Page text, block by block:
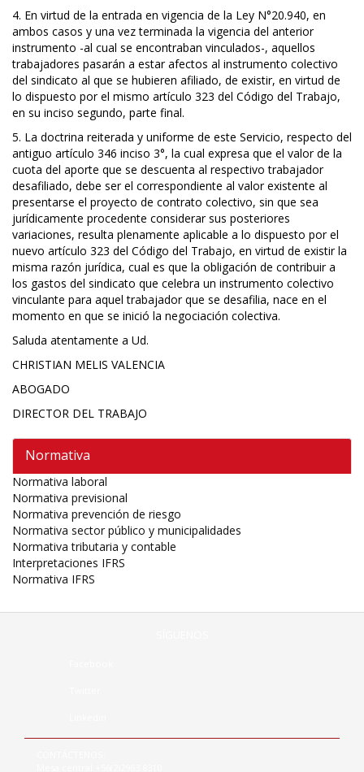
4. En virtud de la entrada en vigencia de la Ley N°20.940, en
ambos casos y una vez terminada la vigencia del anterior
instrumento -al cual se encontraban vinculados-, aquellos
trabajadores pasarán a estar afectos al instrumento colectivo
del sindicato al que se hubieren afiliado, de existir, en virtud de
lo dispuesto por el mismo artículo 323 del Código del Trabajo,
en su inciso segundo, parte final.
5. La doctrina reiterada y uniforme de este Servicio, respecto del
antiguo artículo 346 inciso 3°, la cual expresa que el valor de la
cuota del aporte que se descuenta al respectivo trabajador
desafiliado, debe ser el correspondiente al valor existente al
presentarse el proyecto de contrato colectivo, sin que sea
jurídicamente procedente considerar sus posteriores
variaciones, resulta plenamente aplicable a lo dispuesto por el
nuevo artículo 323 del Código del Trabajo, en virtud de existir la
misma razón jurídica, cual es que la obligación de contribuir a
los gastos del sindicato que celebra un instrumento colectivo
vinculante para aquel trabajador que se desafilia, nace en el
momento en que se inició la negociación colectiva.
Saluda atentamente a Ud.
CHRISTIAN MELIS VALENCIA
ABOGADO
DIRECTOR DEL TRABAJO
Normativa
Normativa laboral
Normativa previsional
Normativa prevención de riesgo
Normativa sector público y municipalidades
Normativa tributaria y contable
Interpretaciones IFRS
Normativa IFRS